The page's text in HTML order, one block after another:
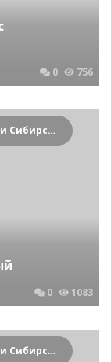
0 756
Криминальные новости Новосибирска и Сибирского региона
0 1083
Криминальные новости Новосибирска и Сибирского региона